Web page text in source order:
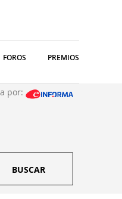
FOROS PREMIOS
por:
BUSCAR